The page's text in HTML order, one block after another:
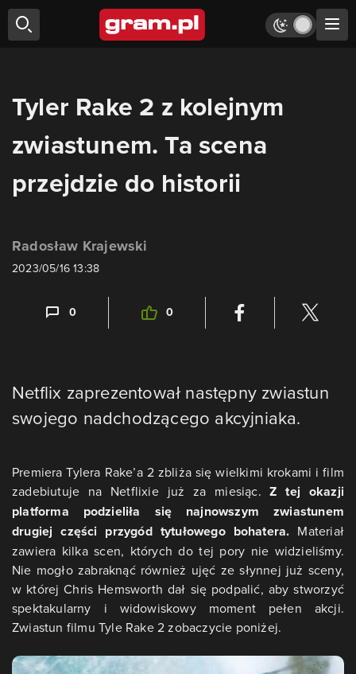
Tyler Rake 2 z kolejnym
zwiastunem. Ta scena
przejdzie do historii
Radosław Krajewski
2023/05/16 13:38
0 0
Netflix zaprezentował następny zwiastun
swojego nadchodzącego akcyjniaka.
Premiera Tylera Rake’a 2 zbliża się wielkimi krokami i film
zadebiutuje na Netflixie już za miesiąc. Z tej okazji
platforma podzieliła się najnowszym zwiastunem
drugiej części przygód tytułowego bohatera. Materiał
zawiera kilka scen, których do tej pory nie widzieliśmy.
Nie mogło zabraknąć również ujęć ze słynnej już sceny,
w której Chris Hemsworth dał się podpalić, aby stworzyć
spektakularny i widowiskowy moment pełen akcji.
Zwiastun filmu Tyle Rake 2 zobaczycie poniżej.